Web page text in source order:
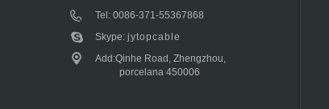
Tel: 0086-371-55367868
Skype: jytopcable
Add:Qinhe Road, Zhengzhou,
porcelana 450006